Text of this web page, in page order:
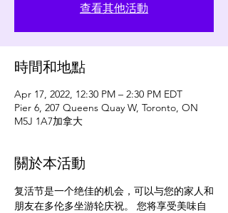
查看其他活動
時間和地點
Apr 17, 2022, 12:30 PM – 2:30 PM EDT
Pier 6, 207 Queens Quay W, Toronto, ON
M5J 1A7加拿大
關於本活動
复活节是一个绝佳的机会，可以与您的家人和
朋友在多伦多坐游轮庆祝。 您将享受美味自